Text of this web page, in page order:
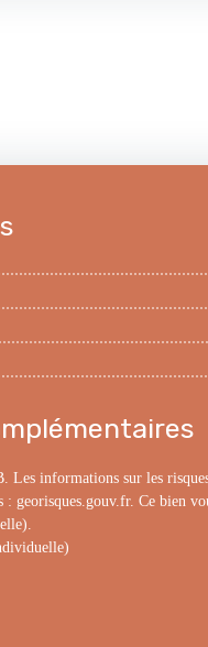
Les informations sur les
georisques.gouv.fr. Ce bien